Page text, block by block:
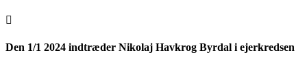

Den 1/1 2024 indtræder Nikolaj Havkrog Byrdal i ejerkredsen